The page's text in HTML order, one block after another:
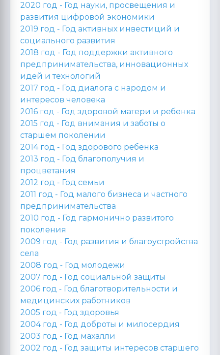
2020 год - Год науки, просвещения и
развития цифровой экономики
2019 год - Год активных инвестиций и
социального развития
2018 год - Год поддержки активного
предпринимательства, инновационных
идей и технологий
2017 год - Год диалога с народом и
интересов человека
2016 год - Год здоровой матери и ребенка
2015 год - Год внимания и заботы о
старшем поколении
2014 год - Год здорового ребенка
2013 год - Год благополучия и
процветания
2012 год - Год семьи
2011 год - Год малого бизнеса и частного
предпринимательства
2010 год - Год гармонично развитого
поколения
2009 год - Год развития и благоустройства
села
2008 год - Год молодежи
2007 год - Год социальной защиты
2006 год - Год благотворительности и
медицинских работников
2005 год - Год здоровья
2004 год - Год доброты и милосердия
2003 год - Год махалли
2002 год - Год защиты интересов старшего